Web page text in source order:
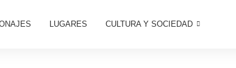
LUGARES CULTURA Y SOCIEDAD